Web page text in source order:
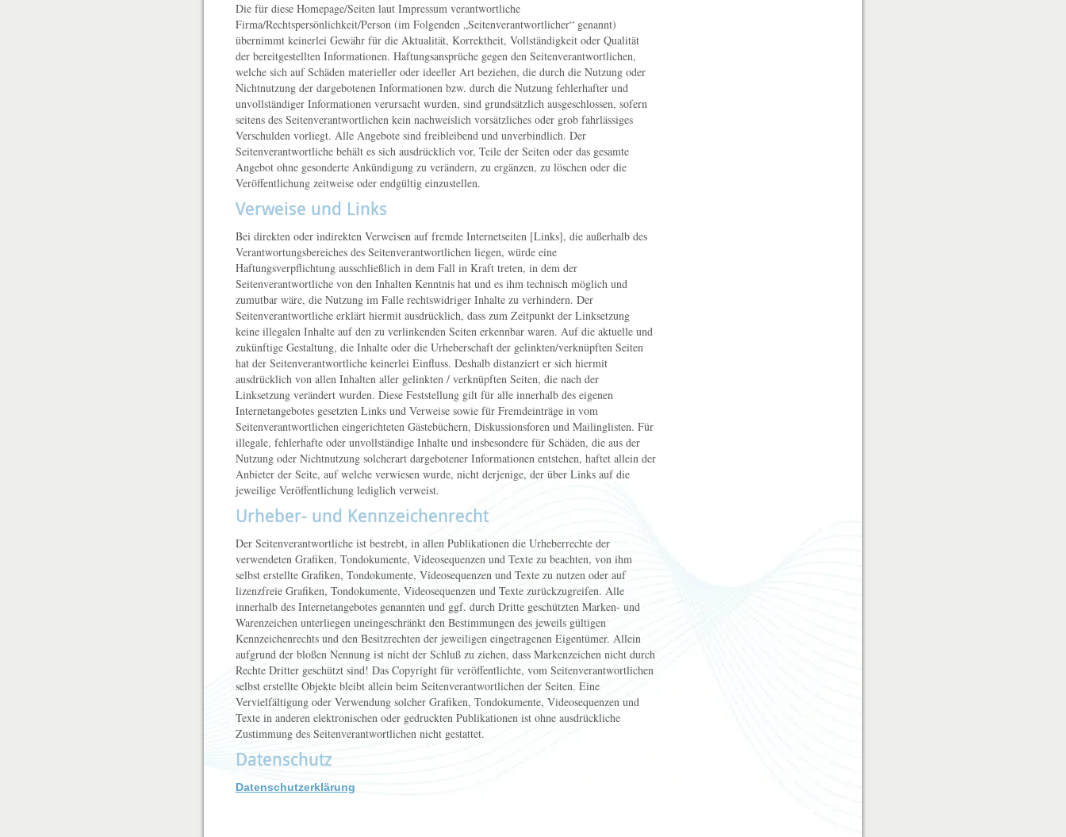
Die für diese Homepage/Seiten laut Impressum verantwortliche
Firma/Rechtspersönlichkeit/Person (im Folgenden „Seitenverantwortlicher“ genannt)
übernimmt keinerlei Gewähr für die Aktualität, Korrektheit, Vollständigkeit oder Qualität
der bereitgestellten Informationen. Haftungsansprüche gegen den Seitenverantwortlichen,
welche sich auf Schäden materieller oder ideeller Art beziehen, die durch die Nutzung oder
Nichtnutzung der dargebotenen Informationen bzw. durch die Nutzung fehlerhafter und
unvollständiger Informationen verursacht wurden, sind grundsätzlich ausgeschlossen, sofern
seitens des Seitenverantwortlichen kein nachweislich vorsätzliches oder grob fahrlässiges
Verschulden vorliegt. Alle Angebote sind freibleibend und unverbindlich. Der
Seitenverantwortliche behält es sich ausdrücklich vor, Teile der Seiten oder das gesamte
Angebot ohne gesonderte Ankündigung zu verändern, zu ergänzen, zu löschen oder die
Veröffentlichung zeitweise oder endgültig einzustellen.
Verweise und Links
Bei direkten oder indirekten Verweisen auf fremde Internetseiten [Links], die außerhalb des
Verantwortungsbereiches des Seitenverantwortlichen liegen, würde eine
Haftungsverpflichtung ausschließlich in dem Fall in Kraft treten, in dem der
Seitenverantwortliche von den Inhalten Kenntnis hat und es ihm technisch möglich und
zumutbar wäre, die Nutzung im Falle rechtswidriger Inhalte zu verhindern. Der
Seitenverantwortliche erklärt hiermit ausdrücklich, dass zum Zeitpunkt der Linksetzung
keine illegalen Inhalte auf den zu verlinkenden Seiten erkennbar waren. Auf die aktuelle und
zukünftige Gestaltung, die Inhalte oder die Urheberschaft der gelinkten/verknüpften Seiten
hat der Seitenverantwortliche keinerlei Einfluss. Deshalb distanziert er sich hiermit
ausdrücklich von allen Inhalten aller gelinkten / verknüpften Seiten, die nach der
Linksetzung verändert wurden. Diese Feststellung gilt für alle innerhalb des eigenen
Internetangebotes gesetzten Links und Verweise sowie für Fremdeinträge in vom
Seitenverantwortlichen eingerichteten Gästebüchern, Diskussionsforen und Mailinglisten. Für
illegale, fehlerhafte oder unvollständige Inhalte und insbesondere für Schäden, die aus der
Nutzung oder Nichtnutzung solcherart dargebotener Informationen entstehen, haftet allein der
Anbieter der Seite, auf welche verwiesen wurde, nicht derjenige, der über Links auf die
jeweilige Veröffentlichung lediglich verweist.
Urheber- und Kennzeichenrecht
Der Seitenverantwortliche ist bestrebt, in allen Publikationen die Urheberrechte der
verwendeten Grafiken, Tondokumente, Videosequenzen und Texte zu beachten, von ihm
selbst erstellte Grafiken, Tondokumente, Videosequenzen und Texte zu nutzen oder auf
lizenzfreie Grafiken, Tondokumente, Videosequenzen und Texte zurückzugreifen. Alle
innerhalb des Internetangebotes genannten und ggf. durch Dritte geschützten Marken- und
Warenzeichen unterliegen uneingeschränkt den Bestimmungen des jeweils gültigen
Kennzeichenrechts und den Besitzrechten der jeweiligen eingetragenen Eigentümer. Allein
aufgrund der bloßen Nennung ist nicht der Schluß zu ziehen, dass Markenzeichen nicht durch
Rechte Dritter geschützt sind! Das Copyright für veröffentlichte, vom Seitenverantwortlichen
selbst erstellte Objekte bleibt allein beim Seitenverantwortlichen der Seiten. Eine
Vervielfältigung oder Verwendung solcher Grafiken, Tondokumente, Videosequenzen und
Texte in anderen elektronischen oder gedruckten Publikationen ist ohne ausdrückliche
Zustimmung des Seitenverantwortlichen nicht gestattet.
Datenschutz
Datenschutzerklärung